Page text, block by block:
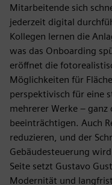
Mitarbeitende sich
jederzeit digital
Kollegen lernen die
was das Onboarding
eröffnet die
Möglichkeiten für
perspektivisch für eine
mehrerer Werke –
beeinträchtigen. Auch
reduzieren, und der
Gebäudesteuerung
Seite setzt Gustavo
Modernität und